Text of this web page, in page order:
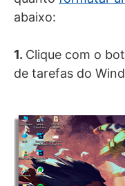
abaixo:
1. Clique com o
de tarefas do